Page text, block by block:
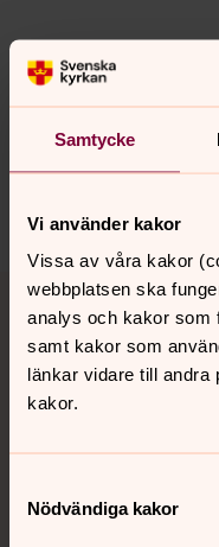
Samtycke
Vi använder kakor
Vissa av våra kakor
webbplatsen ska
analys och kakor som
samt kakor som
länkar vidare till andra
kakor.
Nödvändiga kakor
Senast ändrad 27 augusti
Synpunkter
innehåll?
Tillbaka till toppen
Tillbaka till innehållet
Kontakt